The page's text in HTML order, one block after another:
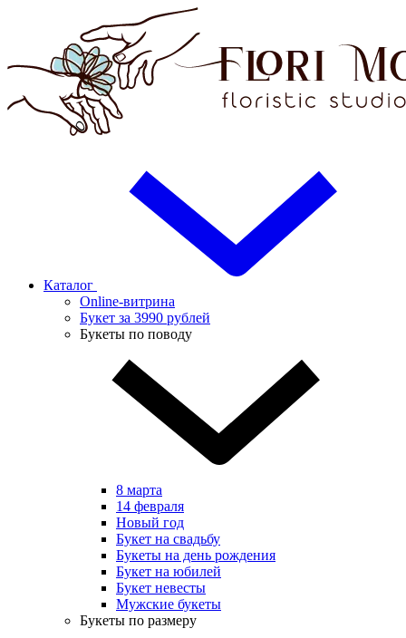
Каталог
Online-витрина
Букет за 3990 рублей
Букеты по поводу
8 марта
14 февраля
Новый год
Букет на свадьбу
Букеты на день рождения
Букет на юбилей
Букет невесты
Мужские букеты
Букеты по размеру